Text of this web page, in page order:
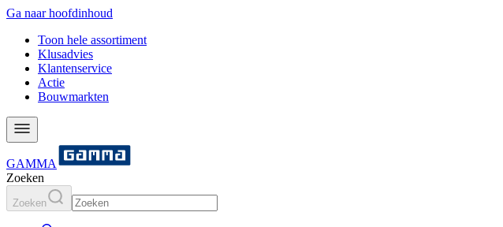
Ga naar hoofdinhoud
Toon hele assortiment
Klusadvies
Klantenservice
Actie
Bouwmarkten
GAMMA
Zoeken
Zoeken